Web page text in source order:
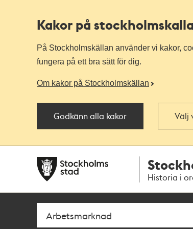
Kakor på
På Stockholmskällan använder vi kakor,
fungera på ett bra sätt för dig.
Om kakor på Stockholmskällan
Godkänn alla kakor Välj
navigationen
huvudinnehållet
Historia i
Sök